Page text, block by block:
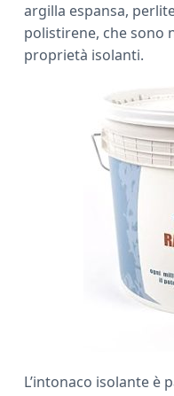
argilla espansa,
polistirene, che sono
proprietà isolanti.
L’intonaco isolante è